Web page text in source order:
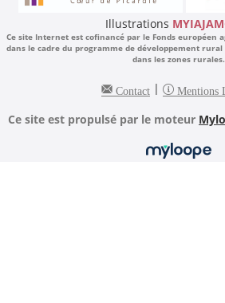
Illustrations
Ce site Internet est cofinancé par le Fonds européen
dans le cadre du programme de développement rural
dans les zones rurales.
Contact | Mentions
Ce site est propulsé par le moteur